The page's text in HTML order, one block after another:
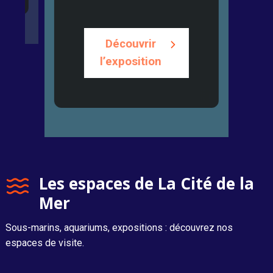
Découvrir
l’exposition
Les espaces de La Cité de la
Mer
Sous-marins, aquariums, expositions : découvrez nos
espaces de visite.